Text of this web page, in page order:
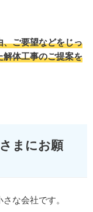
ご要望などをじっ
体工事のご提案を
まにお願
な会社です。